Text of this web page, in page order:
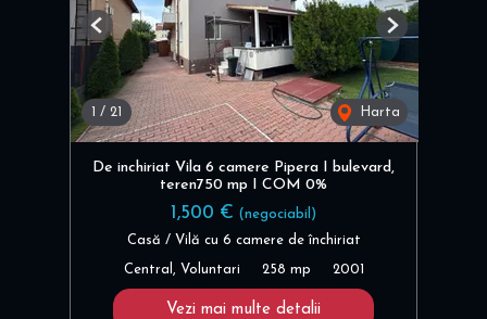
1 / 21 Harta
Previous Next
De inchiriat Vila 6 camere Pipera I bulevard,
teren750 mp I COM 0%
1,500 € (negociabil)
Casă / Vilă cu 6 camere de închiriat
Central, Voluntari 258 mp 2001
Vezi mai multe detalii